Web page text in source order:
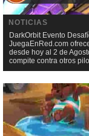
NOTICIAS
DarkOrbit Evento
JuegaEnRed.com
desde hoy al 2 de
compite contra otros